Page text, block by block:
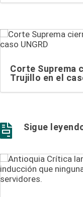
Corte Suprema
Trujillo en el
 Sigue